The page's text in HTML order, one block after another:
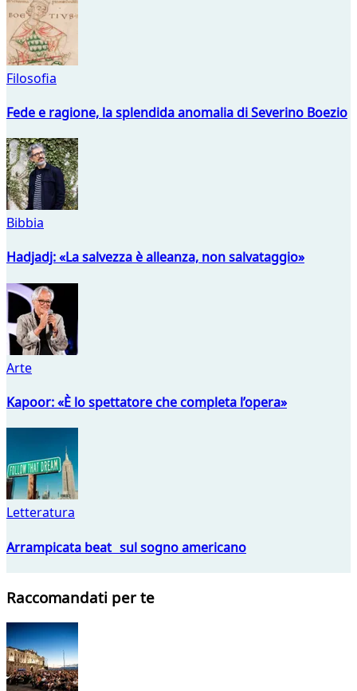
Filosofia
Fede e ragione, la splendida anomalia di Severino Boezio
Bibbia
Hadjadj: «La salvezza è alleanza, non salvataggio»
Arte
Kapoor: «È lo spettatore che completa l’opera»
Letteratura
Arrampicata beat sul sogno americano
Raccomandati per te